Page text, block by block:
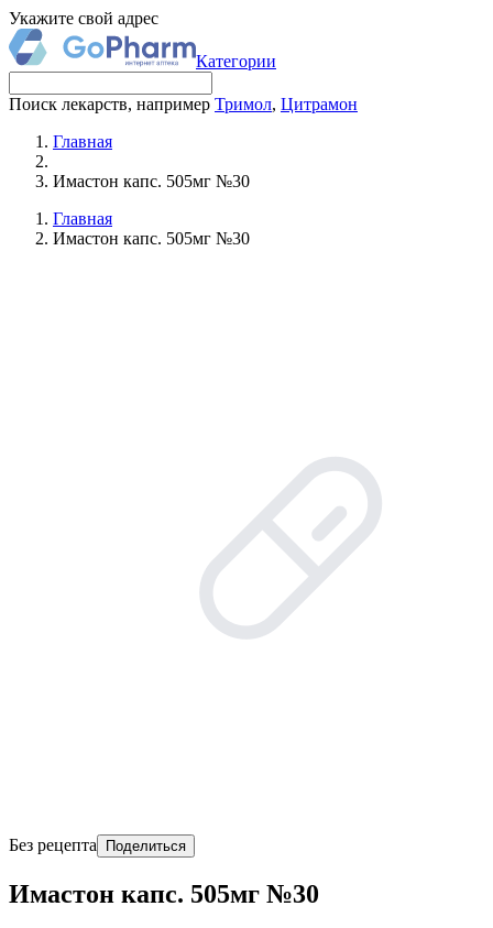
Укажите свой адрес
Категории
Поиск лекарств, например Тримол, Цитрамон
Главная
Имастон капс. 505мг №30
Главная
Имастон капс. 505мг №30
Без рецепта Поделиться
Имастон капс. 505мг №30